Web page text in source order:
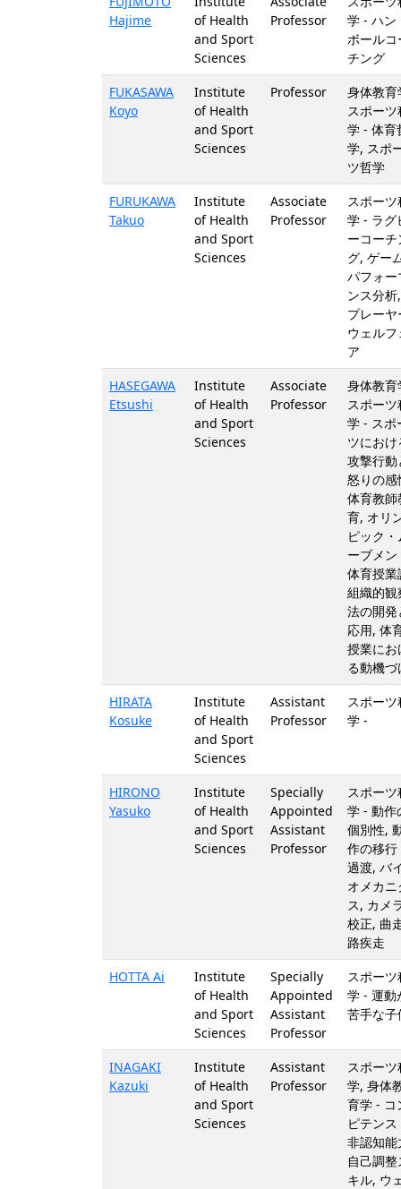
Hajime
of Health
and Sport
Sciences
Professor
学 - ハン
ボールコ
チング
FUKASAWA
Koyo
Institute
of Health
and Sport
Sciences
Professor
身体教育
スポーツ
学 - 体育
学, スポ
ツ哲学
FURUKAWA
Takuo
Institute
of Health
and Sport
Sciences
Associate
Professor
スポーツ
学 - ラグ
ーコーチ
グ, ゲー
パフォー
ンス分析,
プレーヤ
ウェルフ
ア
HASEGAWA
Etsushi
Institute
of Health
and Sport
Sciences
Associate
Professor
身体教育
スポーツ
学 - スポ
ツにおけ
攻撃行動
怒りの感
体育教師
育, オリ
ピック・
ーブメン
体育授業
組織的観
法の開発
応用, 体
授業にお
る動機づ
HIRATA
Kosuke
Institute
of Health
and Sport
Sciences
Assistant
Professor
スポーツ
学 -
HIRONO
Yasuko
Institute
of Health
and Sport
Sciences
Specially
Appointed
Assistant
Professor
スポーツ
学 - 動作
個別性,
作の移行
過渡, バ
オメカニ
ス, カメ
校正, 曲
路疾走
HOTTA Ai
Institute
of Health
and Sport
Sciences
Specially
Appointed
Assistant
Professor
スポーツ
学 - 運動
苦手な子
INAGAKI
Kazuki
Institute
of Health
and Sport
Sciences
Assistant
Professor
スポーツ
学, 身体
育学 - コ
ピテンス
非認知能
自己調整
キル, ウ